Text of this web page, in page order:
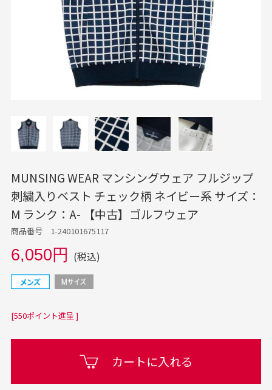
MUNSING WEAR マンシングウェア フルジップ
刺繍入りベスト チェック柄 ネイビー系 サイズ：
M ランク：A- 【中古】ゴルフウェア
商品番号 1-240101675117
6,050円 (税込)
[550ポイント進呈 ]
カートに入れる